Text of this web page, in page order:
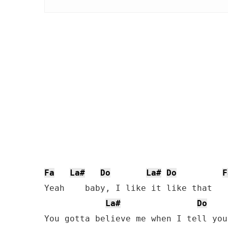
Fa La# Do La# Do
Yeah    baby, I like it like that
La#
Do